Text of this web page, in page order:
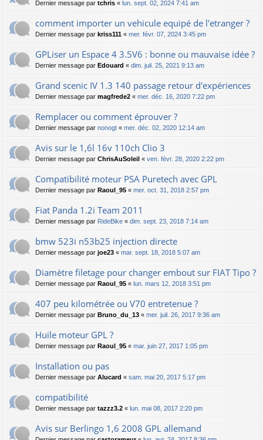
Dernier message par tchris « lun. sept. 02, 2024 7:41 am
comment importer un vehicule equipé de l'etranger ?
Dernier message par kriss111 « mer. févr. 07, 2024 3:45 pm
GPLiser un Espace 4 3.5V6 : bonne ou mauvaise idée ?
Dernier message par Edouard « dim. juil. 25, 2021 9:13 am
Grand scenic IV 1.3 140 passage retour d'expériences
Dernier message par magfrede2 « mer. déc. 16, 2020 7:22 pm
Remplacer ou comment éprouver ?
Dernier message par nonogt « mer. déc. 02, 2020 12:14 am
Avis sur le 1,6l 16v 110ch Clio 3
Dernier message par ChrisAuSoleil « ven. févr. 28, 2020 2:22 pm
Compatibilité moteur PSA Puretech avec GPL
Dernier message par Raoul_95 « mer. oct. 31, 2018 2:57 pm
Fiat Panda 1.2i Team 2011
Dernier message par RideBike « dim. sept. 23, 2018 7:14 am
bmw 523i n53b25 injection directe
Dernier message par joe23 « mar. sept. 18, 2018 5:07 am
Diamètre filetage pour changer embout sur FIAT Tipo ?
Dernier message par Raoul_95 « lun. mars 12, 2018 3:51 pm
407 peu kilométrée ou V70 entretenue ?
Dernier message par Bruno_du_13 « mer. juil. 26, 2017 9:36 am
Huile moteur GPL ?
Dernier message par Raoul_95 « mar. juin 27, 2017 1:05 pm
Installation ou pas
Dernier message par Alucard « sam. mai 20, 2017 5:17 pm
compatibilité
Dernier message par tazzz3.2 « lun. mai 08, 2017 2:20 pm
Avis sur Berlingo 1,6 2008 GPL allemand